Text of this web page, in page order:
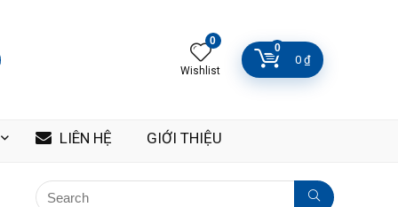
0
Wishlist
0
0 ₫
LIÊN HỆ GIỚI THIỆU